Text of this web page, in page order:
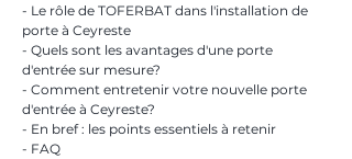
- Le rôle de TOFERBAT dans l'installation de
porte à Ceyreste
- Quels sont les avantages d'une porte
d'entrée sur mesure?
- Comment entretenir votre nouvelle porte
d'entrée à Ceyreste?
- En bref : les points essentiels à retenir
- FAQ